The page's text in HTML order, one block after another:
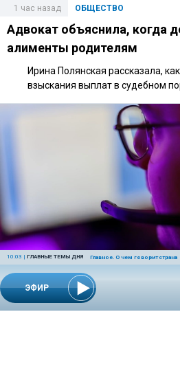
ЭФИР
10:03 | ГЛАВНЫЕ ТЕМЫ ДНЯ Главное. О чем говорит страна
ОБЩЕСТВО
1 час назад
Адвокат объяснила, когда
алименты родителям
Ирина Полянская рассказала,
взыскания выплат в судебном